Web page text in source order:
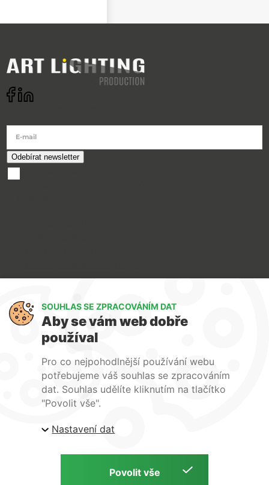
E-mail
O nás
Kontakty
| ARTlighting.cz, Komenského 427 Újezd u Brna, 664
Copyright © 2026 | ARTlighting.cz | by
SOUHLAS SE ZPRACOVÁNÍM DAT
Aby se vám web dobře
používal
Pro co nejpohodlnější používání webu
potřebujeme váš souhlas se zpracováním
dat. Souhlas udělíte kliknutím na tlačítko
"Povolit vše".
Nastavení dat